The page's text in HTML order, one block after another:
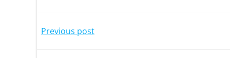
Previous post